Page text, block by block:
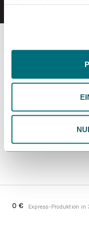
der EU,
Inhalte eingeschränkt
deiner Präferenzen.
ändern. Weitere
Datenschutzrichtlinie.
0 € Express-Produktion in